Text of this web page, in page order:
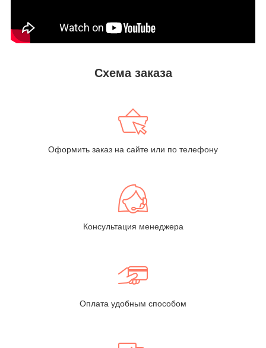
Схема заказа
Оформить заказ на сайте или по телефону
Консультация менеджера
Оплата удобным способом